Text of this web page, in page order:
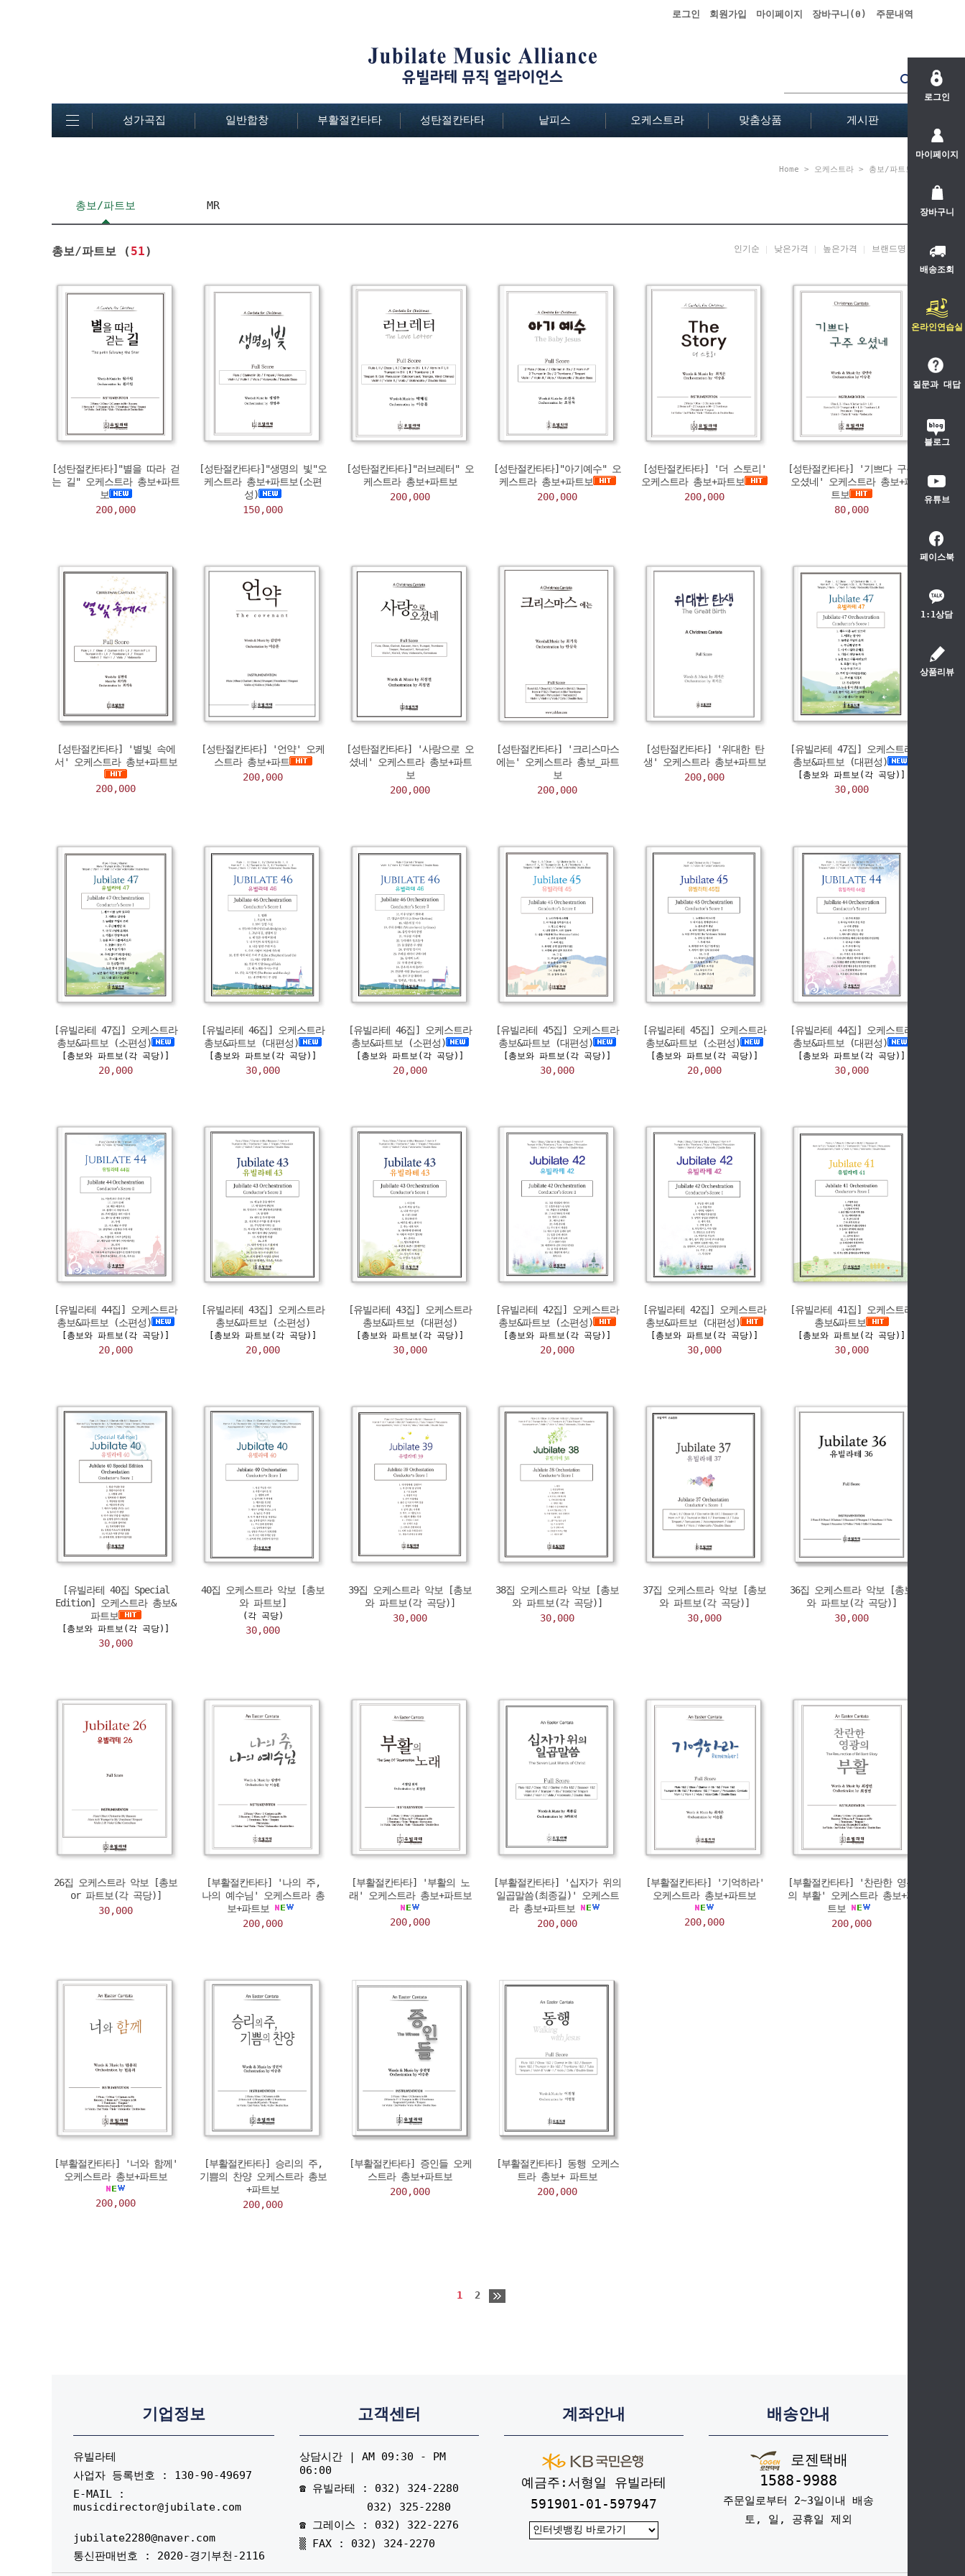
로그인
마이페이지
장바구니
배송조회
온라인연습실
질문과 대답
블로그
유튜브
페이스북
1:1상담
상품리뷰
로그인 회원가입 마이페이지 장바구니(0 ) 주문내역
성가곡집 일반합창 부활절칸타타 성탄절칸타타 낱피스 오케스트라 맞춤상품 게시판
Home > 오케스트라 > 총보/파트보
총보/파트보 MR
총보/파트보 ( 51) 인기순 낮은가격 높은가격 브랜드명
[성탄절칸타타]"별을 따라 걷
는 길" 오케스트라 총보+파트
보
200,000
[성탄절칸타타]"생명의 빛"오
케스트라 총보+파트보(소편
성)
150,000
[성탄절칸타타]"러브레터" 오
케스트라 총보+파트보
200,000
[성탄절칸타타]"아기예수" 오
케스트라 총보+파트보
200,000
[성탄절칸타타] '더 스토리'
오케스트라 총보+파트보
200,000
[성탄절칸타타] '기쁘다 구주
오셨네' 오케스트라 총보+파
트보
80,000
[성탄절칸타타] '별빛 속에
서' 오케스트라 총보+파트보
200,000
[성탄절칸타타] '언약' 오케
스트라 총보+파트
200,000
[성탄절칸타타] '사랑으로 오
셨네' 오케스트라 총보+파트
보
200,000
[성탄절칸타타] '크리스마스
에는' 오케스트라 총보_파트
보
200,000
[성탄절칸타타] '위대한 탄
생' 오케스트라 총보+파트보
200,000
[유빌라테 47집] 오케스트라
총보&파트보 (대편성)
[총보와 파트보(각 곡당)]
30,000
[유빌라테 47집] 오케스트라
총보&파트보 (소편성)
[총보와 파트보(각 곡당)]
20,000
[유빌라테 46집] 오케스트라
총보&파트보 (대편성)
[총보와 파트보(각 곡당)]
30,000
[유빌라테 46집] 오케스트라
총보&파트보 (소편성)
[총보와 파트보(각 곡당)]
20,000
[유빌라테 45집] 오케스트라
총보&파트보 (대편성)
[총보와 파트보(각 곡당)]
30,000
[유빌라테 45집] 오케스트라
총보&파트보 (소편성)
[총보와 파트보(각 곡당)]
20,000
[유빌라테 44집] 오케스트라
총보&파트보 (대편성)
[총보와 파트보(각 곡당)]
30,000
[유빌라테 44집] 오케스트라
총보&파트보 (소편성)
[총보와 파트보(각 곡당)]
20,000
[유빌라테 43집] 오케스트라
총보&파트보 (소편성)
[총보와 파트보(각 곡당)]
20,000
[유빌라테 43집] 오케스트라
총보&파트보 (대편성)
[총보와 파트보(각 곡당)]
30,000
[유빌라테 42집] 오케스트라
총보&파트보 (소편성)
[총보와 파트보(각 곡당)]
20,000
[유빌라테 42집] 오케스트라
총보&파트보 (대편성)
[총보와 파트보(각 곡당)]
30,000
[유빌라테 41집] 오케스트라
총보&파트보
[총보와 파트보(각 곡당)]
30,000
[유빌라테 40집 Special
Edition] 오케스트라 총보&
파트보
[총보와 파트보(각 곡당)]
30,000
40집 오케스트라 악보 [총보
와 파트보]
(각 곡당)
30,000
39집 오케스트라 악보 [총보
와 파트보(각 곡당)]
30,000
38집 오케스트라 악보 [총보
와 파트보(각 곡당)]
30,000
37집 오케스트라 악보 [총보
와 파트보(각 곡당)]
30,000
36집 오케스트라 악보 [총보
와 파트보(각 곡당)]
30,000
26집 오케스트라 악보 [총보
or 파트보(각 곡당)]
30,000
[부활절칸타타] '나의 주,
나의 예수님' 오케스트라 총
보+파트보
200,000
[부활절칸타타] '부활의 노
래' 오케스트라 총보+파트보
200,000
[부활절칸타타] '십자가 위의
일곱말씀(최종길)' 오케스트
라 총보+파트보
200,000
[부활절칸타타] '기억하라'
오케스트라 총보+파트보
200,000
[부활절칸타타] '찬란한 영광
의 부활' 오케스트라 총보+파
트보
200,000
[부활절칸타타] '너와 함께'
오케스트라 총보+파트보
200,000
[부활절칸타타] 승리의 주,
기쁨의 찬양 오케스트라 총보
+파트보
200,000
[부활절칸타타] 증인들 오케
스트라 총보+파트보
200,000
[부활절칸타타] 동행 오케스
트라 총보+ 파트보
200,000
1 2
기업정보
유빌라테
사업자 등록번호 : 130-90-49697
E-MAIL :
musicdirector@jubilate.com
jubilate2280@naver.com
통신판매번호 : 2020-경기부천-2116
고객센터
상담시간 | AM 09:30 - PM
06:00
☎ 유빌라테 : 032) 324-2280
032) 325-2280
☎ 그레이스 : 032) 322-2276
▒ FAX : 032) 324-2270
계좌안내
예금주:서형일 유빌라테
591901-01-597947
배송안내
로젠택배
1588-9988
주문일로부터 2~3일이내 배송
토, 일, 공휴일 제외